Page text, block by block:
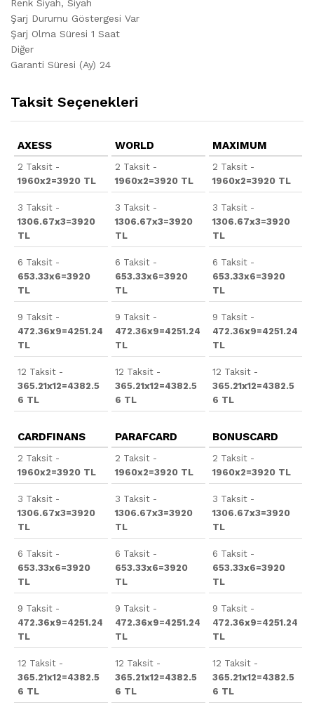
Renk Siyah, Siyah
Şarj Durumu Göstergesi Var
Şarj Olma Süresi 1 Saat
Diğer
Garanti Süresi (Ay) 24
Taksit Seçenekleri
AXESS
2 Taksit -
1960x2=3920 TL
3 Taksit -
1306.67x3=3920
TL
6 Taksit -
653.33x6=3920
TL
9 Taksit -
472.36x9=4251.24
TL
12 Taksit -
365.21x12=4382.5
6 TL
WORLD
2 Taksit -
1960x2=3920 TL
3 Taksit -
1306.67x3=3920
TL
6 Taksit -
653.33x6=3920
TL
9 Taksit -
472.36x9=4251.24
TL
12 Taksit -
365.21x12=4382.5
6 TL
MAXIMUM
2 Taksit -
1960x2=3920 TL
3 Taksit -
1306.67x3=3920
TL
6 Taksit -
653.33x6=3920
TL
9 Taksit -
472.36x9=4251.24
TL
12 Taksit -
365.21x12=4382.5
6 TL
CARDFINANS
2 Taksit -
1960x2=3920 TL
3 Taksit -
1306.67x3=3920
TL
6 Taksit -
653.33x6=3920
TL
9 Taksit -
472.36x9=4251.24
TL
12 Taksit -
365.21x12=4382.5
6 TL
PARAFCARD
2 Taksit -
1960x2=3920 TL
3 Taksit -
1306.67x3=3920
TL
6 Taksit -
653.33x6=3920
TL
9 Taksit -
472.36x9=4251.24
TL
12 Taksit -
365.21x12=4382.5
6 TL
BONUSCARD
2 Taksit -
1960x2=3920 TL
3 Taksit -
1306.67x3=3920
TL
6 Taksit -
653.33x6=3920
TL
9 Taksit -
472.36x9=4251.24
TL
12 Taksit -
365.21x12=4382.5
6 TL